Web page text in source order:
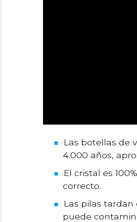
Las botellas de
4.000 años,
El cristal es
correcto.
Las pilas tardan
puede